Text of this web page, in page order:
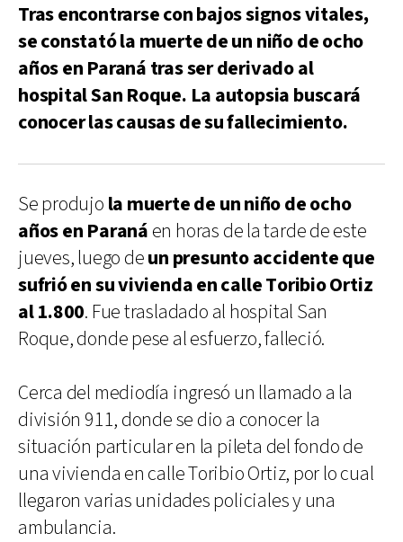
Tras encontrarse con bajos signos vitales,
se constató la muerte de un niño de ocho
años en Paraná tras ser derivado al
hospital San Roque. La autopsia buscará
conocer las causas de su fallecimiento.
Se produjo la muerte de un niño de ocho
años en Paraná en horas de la tarde de este
jueves, luego deun presunto accidente que
sufrió en su vivienda en calle Toribio Ortiz
al 1.800. Fue trasladado al hospital San
Roque, donde pese al esfuerzo, falleció.
Cerca del mediodía ingresó un llamado a la
división 911, donde se dio a conocer la
situación particular en la pileta del fondo de
una vivienda en calle Toribio Ortiz, por lo cual
llegaron varias unidades policiales y una
ambulancia.